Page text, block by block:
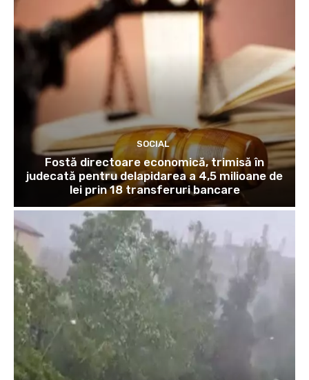
SOCIAL
Fostă directoare economică, trimisă în
judecată pentru delapidarea a 4,5 milioane de
lei prin 18 transferuri bancare